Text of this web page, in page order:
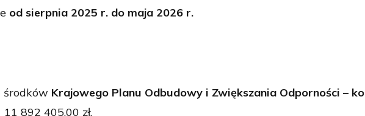
od sierpnia 2025 r. do maja 2026 r.
środków Krajowego Planu Odbudowy i Zwiększania Odporności –
892 405,00 zł.